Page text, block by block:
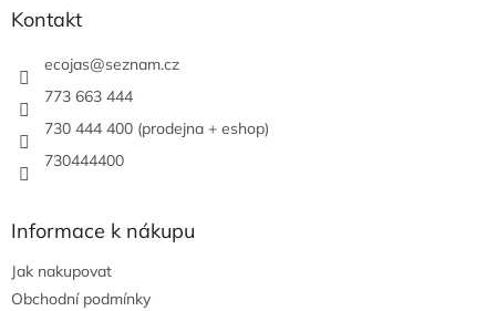
Kontakt
ecojas@seznam.cz
773 663 444
730 444 400 (prodejna + eshop)
730444400
Informace k nákupu
Jak nakupovat
Obchodní podmínky